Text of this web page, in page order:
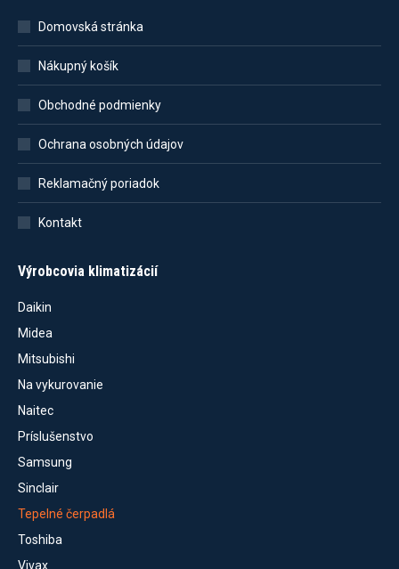
Domovská stránka
Nákupný košík
Obchodné podmienky
Ochrana osobných údajov
Reklamačný poriadok
Kontakt
Výrobcovia klimatizácií
Daikin
Midea
Mitsubishi
Na vykurovanie
Naitec
Príslušenstvo
Samsung
Sinclair
Tepelné čerpadlá
Toshiba
Vivax